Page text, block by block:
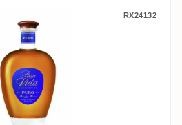
Pura Vida Puro RX24132